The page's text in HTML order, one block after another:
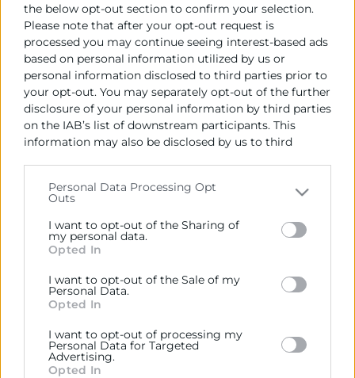
the below opt-out section to confirm your selection.
Please note that after your opt-out request is
processed you may continue seeing interest-based ads
based on personal information utilized by us or
personal information disclosed to third parties prior to
your opt-out. You may separately opt-out of the further
disclosure of your personal information by third parties
on the IAB’s list of downstream participants. This
information may also be disclosed by us to third
Please note that this website/app uses one or more
Google services and may gather and store information
including but not limited to your visit or usage
behaviour. You may click to grant or deny consent to
below specified purposes in below Google consent
section.
Personal Data Processing Opt
Outs
I want to opt-out of the Sharing of
my personal data.
Opted In
I want to opt-out of the Sale of my
Personal Data.
Opted In
I want to opt-out of processing my
Personal Data for Targeted
Advertising.
Opted In
Import de l'Adjudicació (IVA no inclòs):
Lot 1 (Tasques de Coordinació i Execució):
11.400€ euros, + IVA (Per a les 4 fires previstes)
Lot 2 (Publicitat i comunicació): 7.600€ euros, +
IVA (Per a les 4 fires previstes)
Lot 3 (Logística de les fires): 14.000 euros, + IVA
(Per a les 4 fires previstes)
Empresa adjudicatoria:
Lot 1: Alberto Heredia Bort
Lot 2: Alberto Heredia Bort
Lot 3: Punto y Aparte Producciones S.L
Data de formalització del contracte: